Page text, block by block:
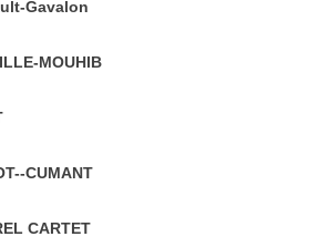
Gavalon
MOUHIB
CUMANT
CARTET